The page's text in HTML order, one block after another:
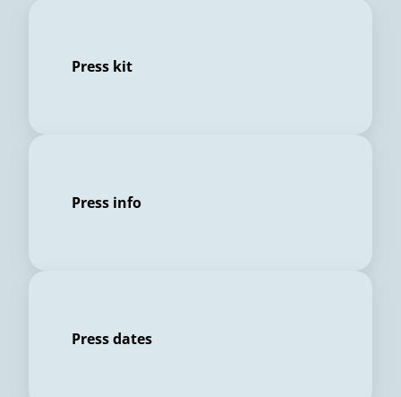
Press kit
Press info
Press dates